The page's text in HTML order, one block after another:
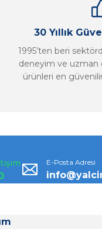
30 Yıllık
1995’ten beri
deneyim ve uzman
ürünleri en
E-Posta Adresi